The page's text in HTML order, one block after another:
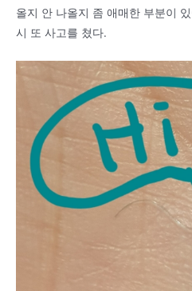
올지 안 나올지 좀 애매한 부분이
시 또 사고를 쳤다.